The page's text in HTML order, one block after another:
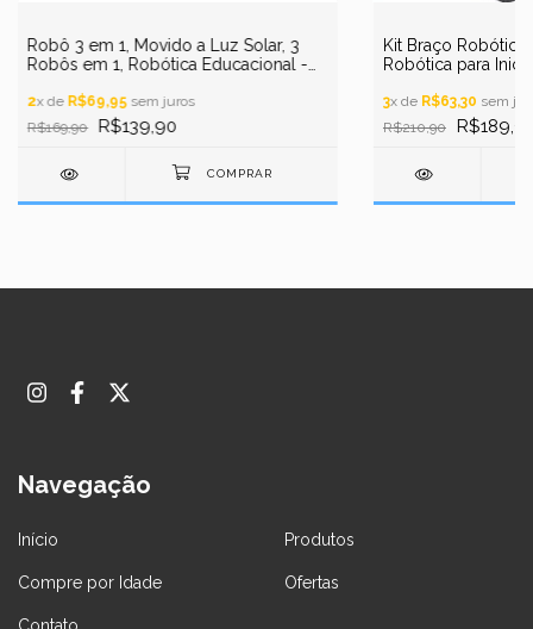
Robô 3 em 1, Movido a Luz Solar, 3
Robôs em 1, Robótica Educacional -
2x de R$69,95sem juros
R$169,90
R$139,90
Kit Braço
Robótica para
3x de R$63,30 sem
R$210,90
Navegação
Início Produtos
Compre por Idade Ofertas